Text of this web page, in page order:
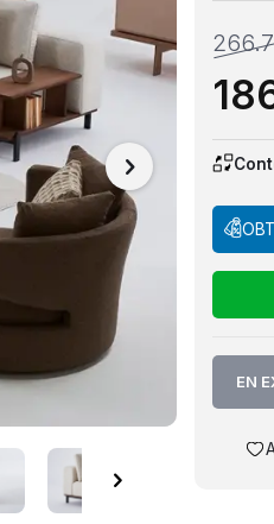
EN